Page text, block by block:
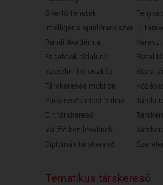
Sikertörténetek
Intelligens ajánlórendszer
Randi Akadémia
Facebook oldalunk
Szerelmi horoszkóp
Társkeresés mobilon
Párkeresők most online
Elit társkereső
Válófélben lévőknek
Diplomás társkereső
Új
Fiatal
30as
Tematikus társkereső